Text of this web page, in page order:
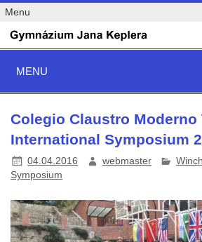
Menu
MENU
Colegio Claustro
International Symposium
04.04.2016 webmaster
Symposium